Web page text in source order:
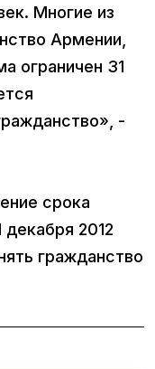
Многие из
Армении,
ограничен 31
-
срока
2012
гражданство